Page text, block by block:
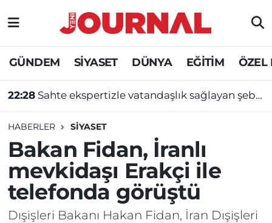
GÜNDEM SİYASET DÜNYA EĞİTİM ÖZEL
22:28 Sahte ekspertizle vatandaşlık sağlayan şebekeye operasyon
HABERLER SİYASET
Bakan Fidan, İranlı
mevkidaşı Erakçi ile
telefonda görüştü
Dışişleri Bakanı Hakan Fidan, İran Dışişleri
GÜNDEM
SİYASET
DÜNYA
EĞİTİM
ÖZEL HABER
Nöbetçi Eczaneler
Hava Durumu
Süper Lig Puan Durumu ve Fikstür
Tüm Manşetler
Son Dakika Haberleri